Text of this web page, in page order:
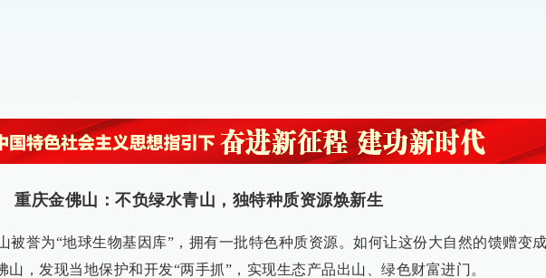
重庆金佛山：不负绿水青山，独特种质资源焕新生
被誉为“地球生物基因库”，拥有一批特色种质资源。如何让这份大自然的馈赠变
，发现当地保护和开发“两手抓”，实现生态产品出山、绿色财富进门。